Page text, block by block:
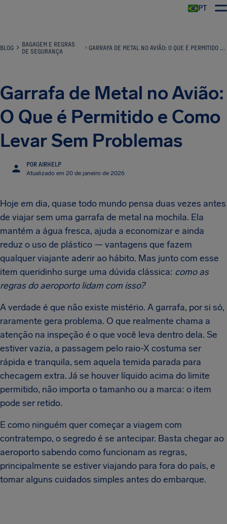
PT
BLOG
BAGAGEM E REGRAS
DE SEGURANÇA
GARRAFA DE METAL NO AVIÃO: O QUE É PERMITIDO E COMO LEVAR SEM PROBLEMAS
Garrafa de Metal no Avião:
O Que é Permitido e Como
Levar Sem Problemas
POR AIRHELP
Atualizado em 20 de janeiro de 2026
Hoje em dia, quase todo mundo pensa duas vezes antes
de viajar sem uma garrafa de metal na mochila. Ela
mantém a água fresca, ajuda a economizar e ainda
reduz o uso de plástico — vantagens que fazem
qualquer viajante aderir ao hábito. Mas junto com esse
item queridinho surge uma dúvida clássica: como as
regras do aeroporto lidam com isso?
A verdade é que não existe mistério. A garrafa, por si só,
raramente gera problema. O que realmente chama a
atenção na inspeção é o que você leva dentro dela. Se
estiver vazia, a passagem pelo raio-X costuma ser
rápida e tranquila, sem aquela temida parada para
checagem extra. Já se houver líquido acima do limite
permitido, não importa o tamanho ou a marca: o item
pode ser retido.
E como ninguém quer começar a viagem com
contratempo, o segredo é se antecipar. Basta chegar ao
aeroporto sabendo como funcionam as regras,
principalmente se estiver viajando para fora do país, e
tomar alguns cuidados simples antes do embarque.